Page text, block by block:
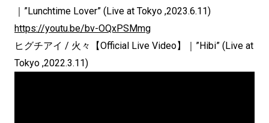
｜”Lunchtime Lover” (Live at Tokyo ,2023.6.11)
https://youtu.be/bv-OQxPSMmg
ヒグチアイ / 火々【Official Live Video】｜”Hibi” (Live at
Tokyo ,2022.3.11)